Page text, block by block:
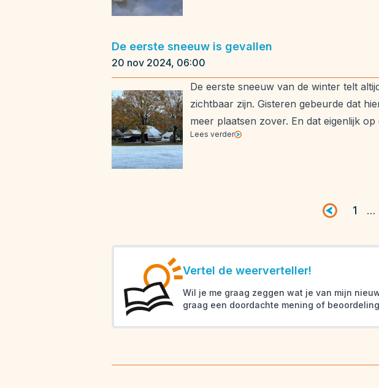
De eerste sneeuw is gevallen
20 nov 2024, 06:00
De eerste sneeuw van de winter telt
zichtbaar zijn. Gisteren gebeurde dat
meer plaatsen zover. En dat eigenlijk
Lees verder
Vorige1 …
Vertel de weerverteller!
Wil je me graag zeggen wat je van mijn
graag een doordachte mening of